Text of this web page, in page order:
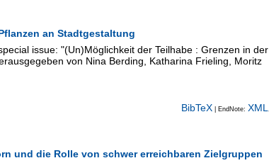
an Stadtgestaltung
issue: "(Un)Möglichkeit der Teilhabe : Grenzen in der
von Nina Berding, Katharina Frieling, Moritz
BibTeX | EndNote: XML
und die Rolle von schwer erreichbaren Zielgruppen